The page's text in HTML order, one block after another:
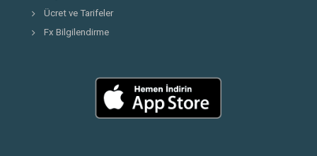
Ücret ve Tarifeler
Fx Bilgilendirme